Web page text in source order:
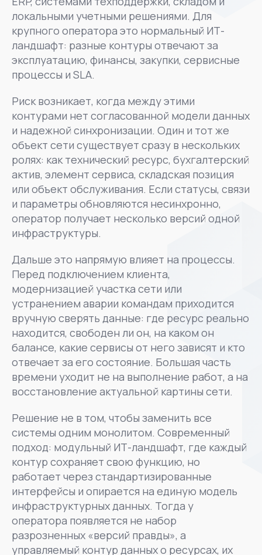
локальными учетными решениями. Для
крупного оператора это нормальный ИТ-
ландшафт: разные контуры отвечают за
эксплуатацию, финансы, закупки, сервисные
процессы и SLA.
Риск возникает, когда между этими
контурами нет согласованной модели данных
и надежной синхронизации. Один и тот же
объект сети существует сразу в нескольких
ролях: как технический ресурс, бухгалтерский
актив, элемент сервиса, складская позиция
или объект обслуживания. Если статусы, связи
и параметры обновляются несинхронно,
оператор получает несколько версий одной
инфраструктуры.
Дальше это напрямую влияет на процессы.
Перед подключением клиента,
модернизацией участка сети или
устранением аварии командам приходится
вручную сверять данные: где ресурс реально
находится, свободен ли он, на каком он
балансе, какие сервисы от него зависят и кто
отвечает за его состояние. Большая часть
времени уходит не на выполнение работ, а на
восстановление актуальной картины сети.
Решение не в том, чтобы заменить все
системы одним монолитом. Современный
подход: модульный ИТ-ландшафт, где каждый
контур сохраняет свою функцию, но
работает через стандартизированные
интерфейсы и опирается на единую модель
инфраструктурных данных. Тогда у
оператора появляется не набор
разрозненных «версий правды», а
управляемый контур данных о ресурсах, их